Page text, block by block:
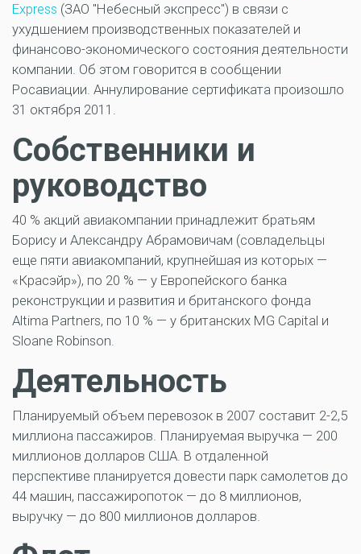
Express (ЗАО "Небесный экспресс") в связи с
ухудшением производственных показателей и
финансово-экономического состояния деятельности
компании. Об этом говорится в сообщении
Росавиации. Аннулирование сертификата произошло
31 октября 2011.
Собственники и
руководство
40 % акций авиакомпании принадлежит братьям
Борису и Александру Абрамовичам (совладельцы
еще пяти авиакомпаний, крупнейшая из которых —
«Красэйр»), по 20 % — у Европейского банка
реконструкции и развития и британского фонда
Altima Partners, по 10 % — у британских MG Capital и
Sloane Robinson.
Деятельность
Планируемый объем перевозок в 2007 составит 2-2,5
миллиона пассажиров. Планируемая выручка — 200
миллионов долларов США. В отдаленной
перспективе планируется довести парк самолетов до
44 машин, пассажиропоток — до 8 миллионов,
выручку — до 800 миллионов долларов.